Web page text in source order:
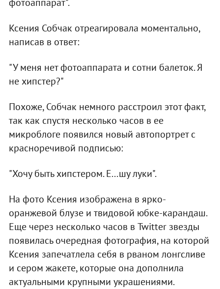
фотоаппарат".
Ксения Собчак отреагировала моментально,
написав в ответ:
"У меня нет фотоаппарата и сотни балеток. Я
не хипстер?"
Похоже, Собчак немного расстроил этот факт,
так как спустя несколько часов в ее
микроблоге появился новый автопортрет с
красноречивой подписью:
"Хочу быть хипстером. Е...шу луки".
На фото Ксения изображена в ярко-
оранжевой блузе и твидовой юбке-карандаш.
Еще через несколько часов в Twitter звезды
появилась очередная фотография, на которой
Ксения запечатлела себя в рваном лонгсливе
и сером жакете, которые она дополнила
актуальными крупными украшениями.